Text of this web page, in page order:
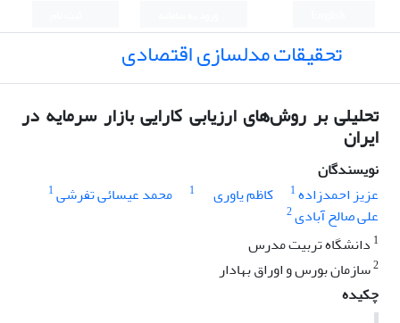
تحقیقات مدلسازی اقتصادی
تحلیلی بر روش‌های ارزیابی کارایی بازار سرمایه در
ایران
نویسندگان
عزیز احمدزاده1 کاظم یاوری 1 محمد عیسائی تفرشی1
علی صالح آبادی2
1 دانشگاه تربیت مدرس
2سازمان بورس و اوراق بهادار
چکیده